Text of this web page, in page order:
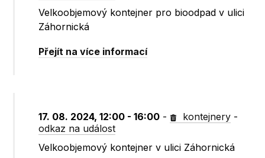
Velkoobjemový kontejner pro bioodpad v ulici
Záhornická
Přejít na více informací
17. 08. 2024, 12:00 - 16:00 - kontejnery -
odkaz na událost
Velkoobjemový kontejner v ulici Záhornická